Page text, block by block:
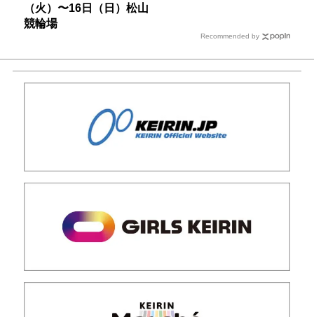
（火）〜16日（日）松山
競輪場
Recommended by